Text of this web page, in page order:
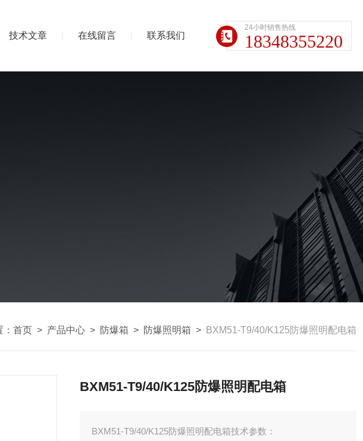
技术文章 在线留言 联系我们
24小时销售热线
18348355220
首页 > 产品中心 > 防爆箱 > 防爆照明箱 > BXM51-T9/40/K125防爆照明配电箱
BXM51-T9/40/K125防爆照明配电箱
BXM51-T9/40/K125防爆照明配电箱技术参数：